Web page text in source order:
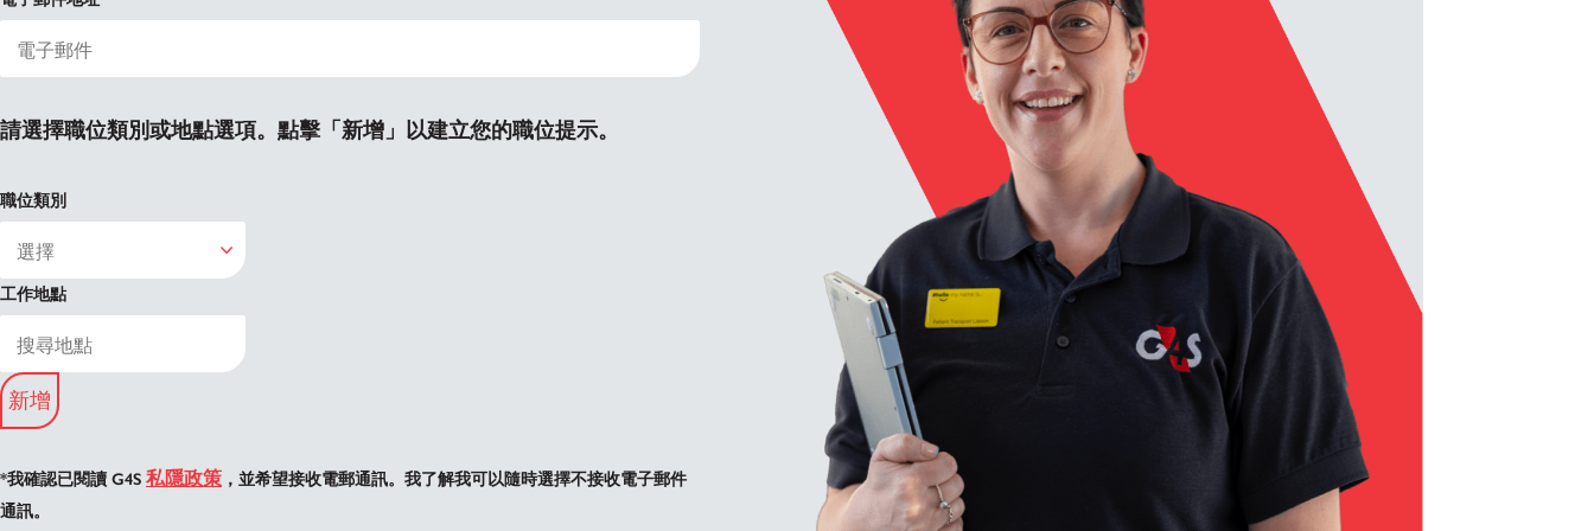
請選擇職位類別或地點選項。點擊「新增」以建立您的職位提示。
職位類別
工作地點
新增
*我確認已閱讀 G4S 私隱政策 ，並希望接收電郵通訊。我了解我可以隨時選擇不接收電子郵件
通訊。